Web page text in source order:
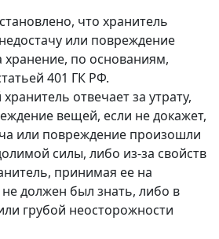
что хранитель
или повреждение
по основаниям,
401 ГК РФ.
отвечает за утрату,
вещей, если не докажет,
или повреждение произошли
силы, либо из-за свойств
принимая ее на
должен был знать, либо в
грубой неосторожности